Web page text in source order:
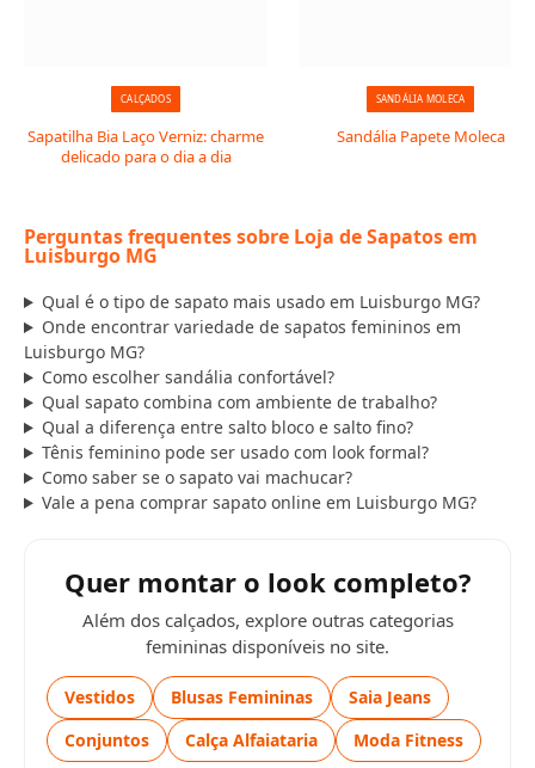
CALÇADOS
Sapatilha Bia Laço Verniz: charme
delicado para o dia a dia
SANDÁLIA MOLECA
Sandália Papete Moleca
Perguntas frequentes sobre Loja de Sapatos em
Luisburgo MG
Qual é o tipo de sapato mais usado em Luisburgo MG?
Onde encontrar variedade de sapatos femininos em
Luisburgo MG?
Como escolher sandália confortável?
Qual sapato combina com ambiente de trabalho?
Qual a diferença entre salto bloco e salto fino?
Tênis feminino pode ser usado com look formal?
Como saber se o sapato vai machucar?
Vale a pena comprar sapato online em Luisburgo MG?
Quer montar o look completo?
Além dos calçados, explore outras categorias
femininas disponíveis no site.
Vestidos Blusas Femininas
Saia Jeans
Conjuntos
Calça Alfaiataria Moda Fitness